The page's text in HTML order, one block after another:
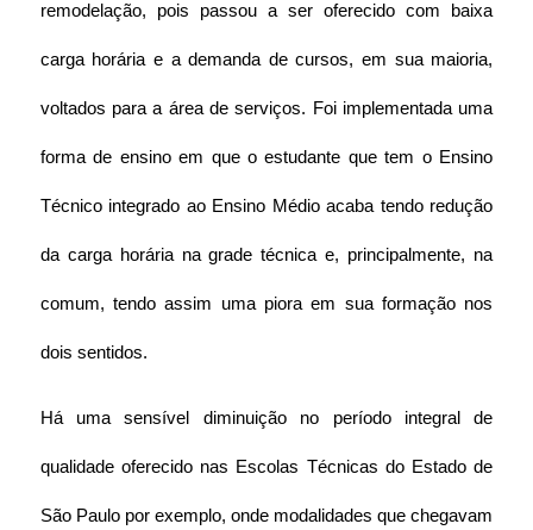
remodelação, pois passou a ser oferecido com baixa
carga horária e a demanda de cursos, em sua maioria,
voltados para a área de serviços. Foi implementada uma
forma de ensino em que o estudante que tem o Ensino
Técnico integrado ao Ensino Médio acaba tendo redução
da carga horária na grade técnica e, principalmente, na
comum, tendo assim uma piora em sua formação nos
dois sentidos.
Há uma sensível diminuição no período integral de
qualidade oferecido nas Escolas Técnicas do Estado de
São Paulo por exemplo, onde modalidades que chegavam